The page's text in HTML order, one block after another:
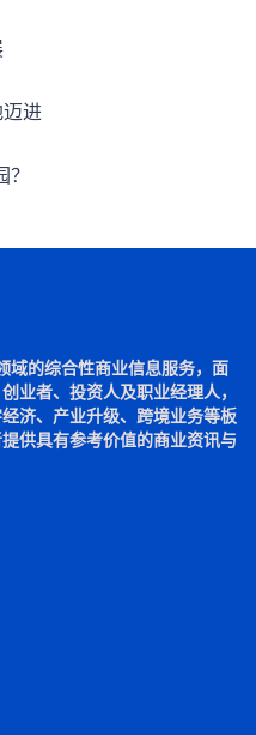
进
域的综合性商业信息服务，面
业者、投资人及职业经理人，
济、产业升级、跨境业务等板
供具有参考价值的商业资讯与